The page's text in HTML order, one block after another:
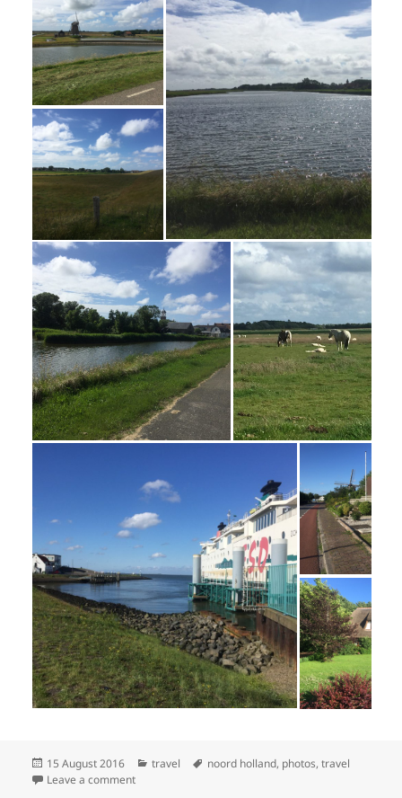
Posted
on
15 August 2016 Categories
travel Tags
noord holland, photos,travel
Leave a commenton Texel eiland, 27 juni